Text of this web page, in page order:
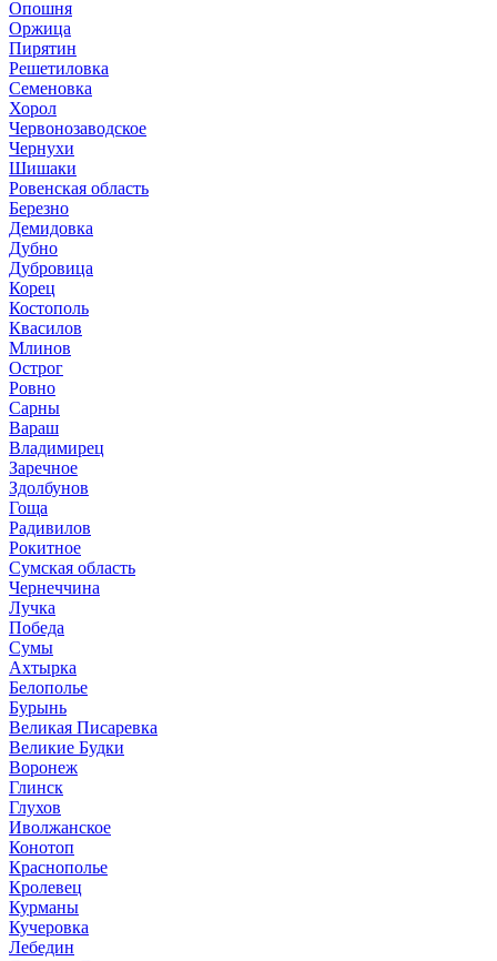
Опошня
Оржица
Пирятин
Решетиловка
Семеновка
Хорол
Червонозаводское
Чернухи
Шишаки
Ровенская область
Березно
Демидовка
Дубно
Дубровица
Корец
Костополь
Квасилов
Млинов
Острог
Ровно
Сарны
Вараш
Владимирец
Заречное
Здолбунов
Гоща
Радивилов
Рокитное
Сумская область
Чернеччина
Лучка
Победа
Сумы
Ахтырка
Белополье
Бурынь
Великая Писаревка
Великие Будки
Воронеж
Глинск
Глухов
Иволжанское
Конотоп
Краснополье
Кролевец
Курманы
Кучеровка
Лебедин